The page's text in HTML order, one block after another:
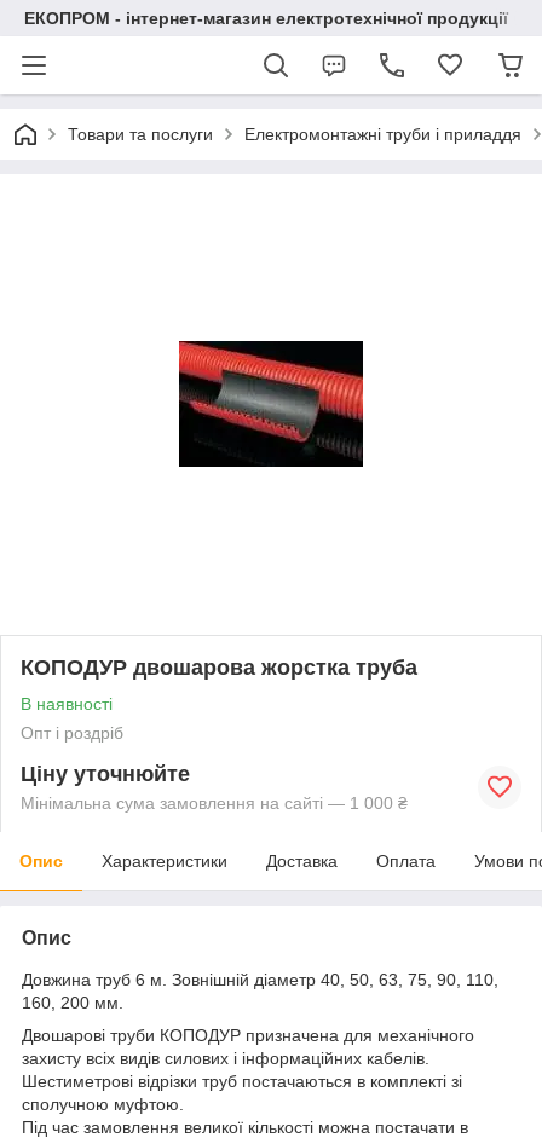
ЕКОПРОМ - інтернет-магазин електротехнічної продукції
Товари та послуги Електромонтажні труби і приладдя
КОПОДУР двошарова жорстка труба
В наявності
Опт і роздріб
Ціну уточнюйте
Мінімальна сума замовлення на сайті — 1 000 ₴
Опис Характеристики Доставка Оплата Умови
Опис
Довжина труб 6 м. Зовнішній діаметр 40, 50, 63, 75, 90, 110,
160, 200 мм.
Двошарові труби КОПОДУР призначена для механічного
захисту всіх видів силових і інформаційних кабелів.
Шестиметрові відрізки труб постачаються в комплекті зі
сполучною муфтою.
Під час замовлення великої кількості можна постачати в